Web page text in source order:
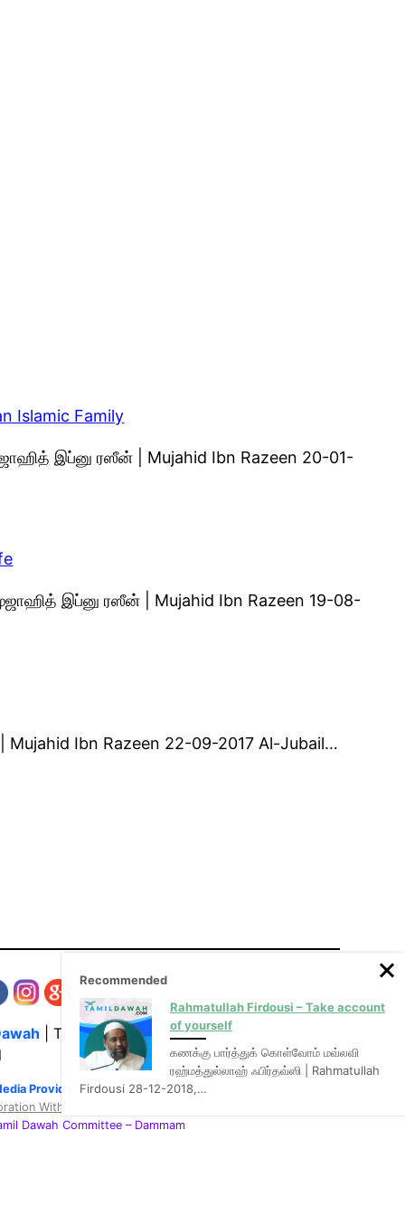
Islamic Family
இப்னு ரஸீன் | Mujahid Ibn Razeen 20-01-
இப்னு ரஸீன் | Mujahid Ibn Razeen 19-08-
Ibn Razeen 22-09-2017 Al-Jubail…
| The Media Hub for Islamic Lectures
Provider of video & audio mp3 tamil bayans
With
Dawah Committee – Dammam
Recommended
Rahmatullah Firdousi – Take account
of yourself
கணக்கு பார்த்துக் கொள்வோம் மவ்லவி
ரஹ்மத்துல்லாஹ் ஃபிர்தவ்ஸி | Rahmatullah
Firdousi 28-12-2018,…